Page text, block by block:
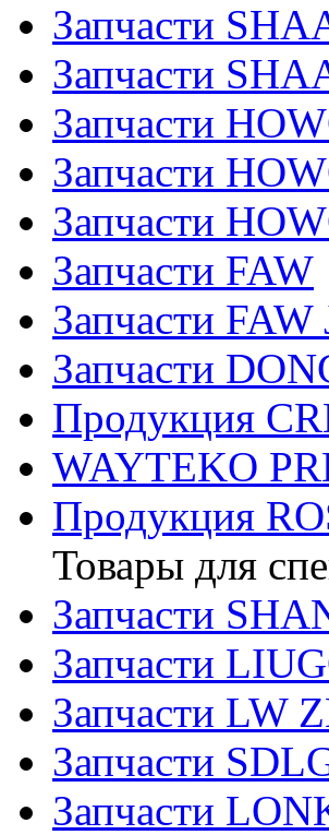
Запчасти
Запчасти
Запчасти
Запчасти
Запчасти
Запчасти FAW
Запчасти FAW
Запчасти
Продукция
WAYTEKO
Продукция
Товары для
Запчасти
Запчасти
Запчасти LW
Запчасти
Запчасти